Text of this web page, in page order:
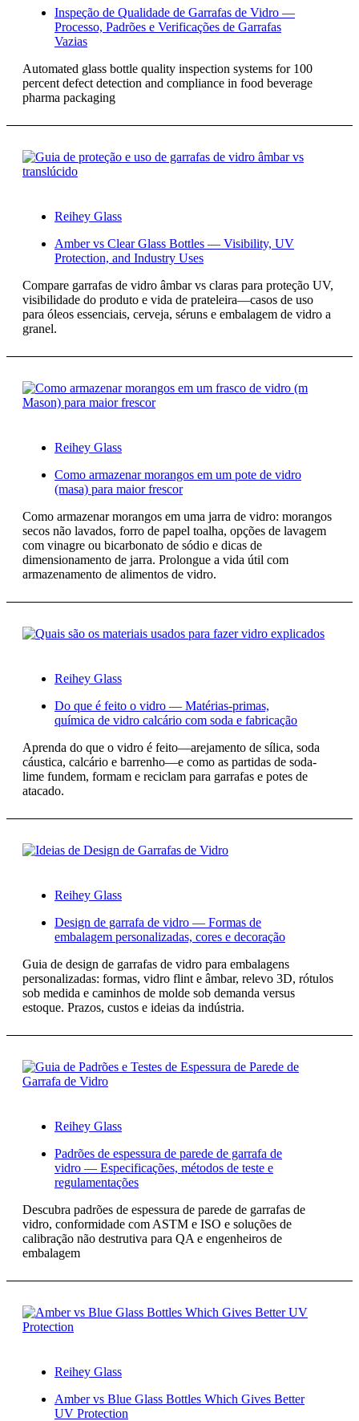
Inspeção de Qualidade de Garrafas de Vidro —
Processo, Padrões e Verificações de Garrafas
Vazias
Automated glass bottle quality inspection systems for 100
percent defect detection and compliance in food beverage
pharma packaging
Reihey Glass
Amber vs Clear Glass Bottles — Visibility, UV
Protection, and Industry Uses
Compare garrafas de vidro âmbar vs claras para proteção UV,
visibilidade do produto e vida de prateleira—casos de uso
para óleos essenciais, cerveja, séruns e embalagem de vidro a
granel.
Reihey Glass
Como armazenar morangos em um pote de vidro
(masa) para maior frescor
Como armazenar morangos em uma jarra de vidro: morangos
secos não lavados, forro de papel toalha, opções de lavagem
com vinagre ou bicarbonato de sódio e dicas de
dimensionamento de jarra. Prolongue a vida útil com
armazenamento de alimentos de vidro.
Reihey Glass
Do que é feito o vidro — Matérias-primas,
química de vidro calcário com soda e fabricação
Aprenda do que o vidro é feito—arejamento de sílica, soda
cáustica, calcário e barrenho—e como as partidas de soda-
lime fundem, formam e reciclam para garrafas e potes de
atacado.
Reihey Glass
Design de garrafa de vidro — Formas de
embalagem personalizadas, cores e decoração
Guia de design de garrafas de vidro para embalagens
personalizadas: formas, vidro flint e âmbar, relevo 3D, rótulos
sob medida e caminhos de molde sob demanda versus
estoque. Prazos, custos e ideias da indústria.
Reihey Glass
Padrões de espessura de parede de garrafa de
vidro — Especificações, métodos de teste e
regulamentações
Descubra padrões de espessura de parede de garrafas de
vidro, conformidade com ASTM e ISO e soluções de
calibração não destrutiva para QA e engenheiros de
embalagem
Reihey Glass
Amber vs Blue Glass Bottles Which Gives Better
UV Protection